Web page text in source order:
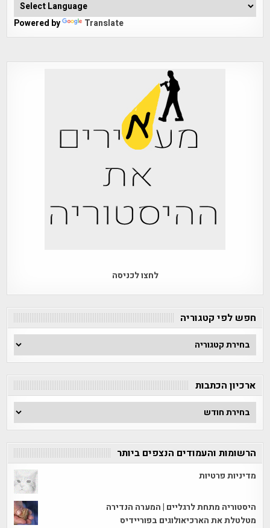
Powered by Translate
לחצו לכניסה
חפש לפי קטגוריה
חפש
לפי
ארכיון הכתבות
ארכיון
הכתבות
הרשומות והעמודים הנצפים ביותר
מדיניות פרטיות
היסטוריה מתחת לרגליים | המערה הנדירה
מטלטלת את הארכיאולוגים בפוריידיס